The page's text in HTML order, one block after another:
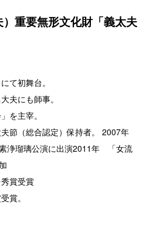
重要無形文化財「義太夫
て初舞台。
夫にも師事。
を主宰。
節（総合認定）保持者。 2007年
浄瑠璃公演に出演2011年 「女流
賞受賞
賞。